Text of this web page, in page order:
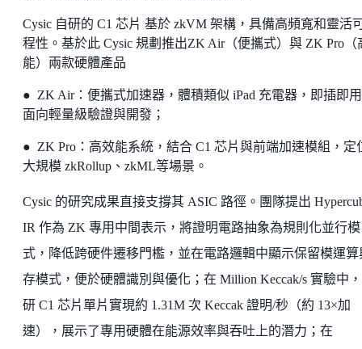
Cysic 自研的 C1 芯片 基於 zkVM 架構，具備高頻寬和靈活
程性。基於此 Cysic 規劃推出ZK Air（便攜式）與 ZK Pro（
能）兩款硬體產品
● ZK Air：便攜式加速器，體積類似 iPad 充電器，即插即
面向輕量級驗證與開發；
● ZK Pro：高效能系統，結合 C1 芯片與前端加速模組，定
大規模 zkRollup、zkML等場景。
Cysic 的研究成果直接支撐其 ASIC 路徑。團隊提出
IR 作為 ZK 專用中間表示，將證明電路抽象為規則化並行模
式，降低跨硬件遷移門檻，並在電路邏輯中顯示保留模運算
存模式，便於硬體識別與優化；在 Million Keccak/s 實驗中
研 C1 芯片單片實現約 1.31M 次 Keccak 證明/秒（約 13×加
速），展示了專用硬體在能源效率與吞吐上的潛力；在